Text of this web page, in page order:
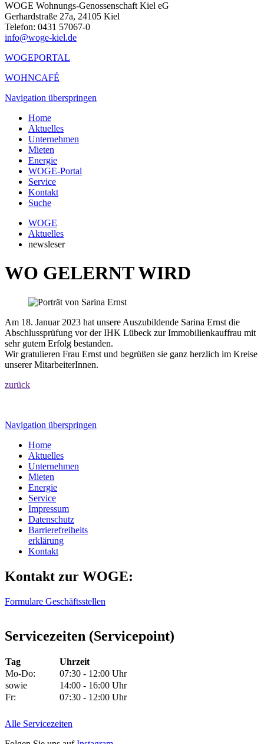
WOGE Wohnungs-Genossenschaft Kiel eG
Gerhardstraße 27a, 24105 Kiel
Telefon: 0431 57067-0
info@woge-kiel.de
WOGEPORTAL
WOHNCAFÉ
Navigation überspringen
Home
Aktuelles
Unternehmen
Mieten
Energie
WOGE-Portal
Service
Kontakt
Suche
WOGE
Aktuelles
newsleser
WO GELERNT WIRD
Am 18. Januar 2023 hat unsere Auszubildende Sarina Ernst die
Abschlussprüfung vor der IHK Lübeck zur Immobilienkauffrau mit
sehr gutem Erfolg bestanden.
Wir gratulieren Frau Ernst und begrüßen sie ganz herzlich im Kreise
unserer MitarbeiterInnen.
zurück
Navigation überspringen
Home
Aktuelles
Unternehmen
Mieten
Energie
Service
Impressum
Datenschutz
Barrierefreiheits
erklärung
Kontakt
Kontakt zur WOGE:
Formulare Geschäftsstellen
Servicezeiten (Servicepoint)
Tag
Uhrzeit
Mo-Do:
07:30 - 12:00 Uhr
sowie
14:00 - 16:00 Uhr
Fr:
07:30 - 12:00 Uhr
Alle Servicezeiten